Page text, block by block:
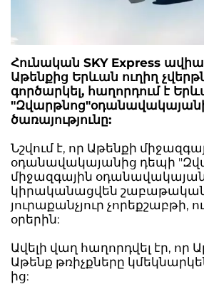
Հունական SKY Express
Աթենքից Երևան ուղիղ
գործարկել, հաղորդում է
"Զվարթնոց"օդանավակայանի
ծառայությունը:
Նշվում է, որ Աթենքի
օդանավակայանից դեպի
միջազգային օդանավակայան
կիրականացվեն շաբաթական
յուրաքանչյուր չորեքշաբթի,
օրերին:
Ավելի վաղ հաղորդվել էր, որ
Աթենք թռիչքները
ից: